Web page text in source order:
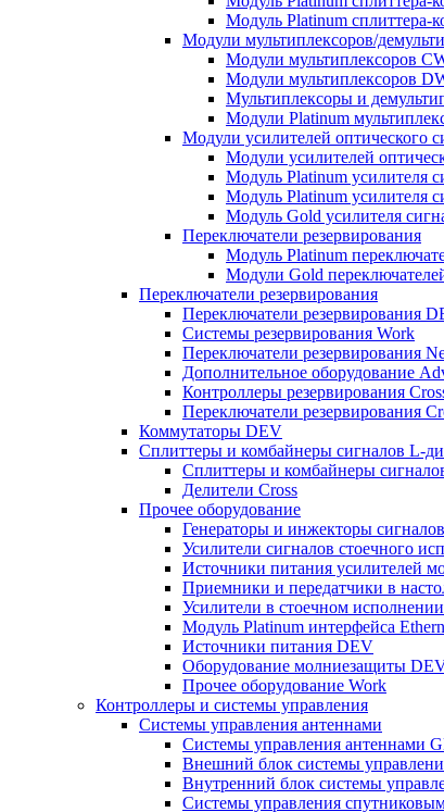
Модуль Platinum сплиттера-
Модули мультиплексоров/
Модули мультиплексоров
Модули мультиплексоров
Мультиплексоры и
Модули Platinum
Модули усилителей оптического
Модули усилителей
Модуль Platinum усилителя
Модуль Platinum усилителя
Модуль Gold усилителя
Переключатели резервирования
Модуль Platinum
Модули Gold
Переключатели резервирования
Переключатели резервирования
Системы резервирования Work
Переключатели резервирования
Дополнительное оборудование
Контроллеры резервирования
Переключатели резервирования
Коммутаторы DEV
Сплиттеры и комбайнеры сигналов L-
Сплиттеры и комбайнеры
Делители Cross
Прочее оборудование
Генераторы и инжекторы
Усилители сигналов стоечного
Источники питания усилителей
Приемники и передатчики в
Усилители в стоечном
Модуль Platinum интерфейса
Источники питания DEV
Оборудование молниезащиты
Прочее оборудование Work
Контроллеры и системы управления
Системы управления антеннами
Системы управления антеннами
Внешний блок системы
Внутренний блок системы
Системы управления